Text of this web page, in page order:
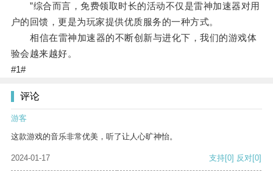
”综合而言，免费领取时长的活动不仅是雷神加速器对用
户的回馈，更是为玩家提供优质服务的一种方式。
相信在雷神加速器的不断创新与进化下，我们的游戏体
验会越来越好。
#1#
评论
游客
这款游戏的音乐非常优美，听了让人心旷神怡。
2024-01-17 支持[0] 反对[0]